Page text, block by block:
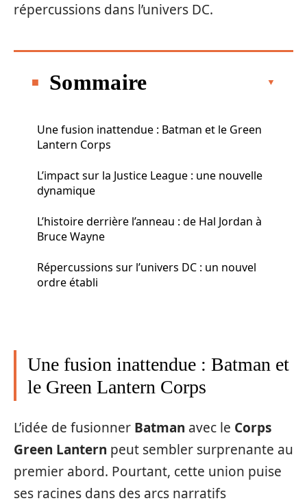
répercussions dans l’univers DC.
Sommaire
Une fusion inattendue : Batman et le Green
Lantern Corps
L’impact sur la Justice League : une nouvelle
dynamique
L’histoire derrière l’anneau : de Hal Jordan à
Bruce Wayne
Répercussions sur l’univers DC : un nouvel
ordre établi
Une fusion inattendue : Batman et
le Green Lantern Corps
L’idée de fusionner Batman avec le Corps
Green Lantern peut sembler surprenante au
premier abord. Pourtant, cette union puise
ses racines dans des arcs narratifs